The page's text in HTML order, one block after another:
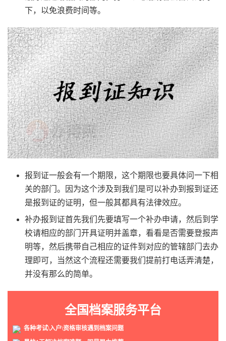
下，以免浪费时间等。
报到证一般会有一个期限，这个期限也要具体问一下相
关的部门。因为这个涉及到我们是可以补办到报到证还
是报到证的证明，但一般其都具有法律效应。
补办报到证首先我们先要填写一个补办申请，然后到学
校请相应的部门开具证明并盖章，看看是否需要登报声
明等，然后携带自己相应的证件到对应的管辖部门去办
理即可，当然这个流程还需要我们提前打电话弄清楚，
并没有那么的简单。
全国档案服务平台
各种考试\入户\资格审核遇到档案问题